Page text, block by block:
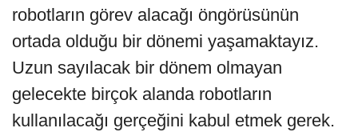
robotların görev alacağı öngörüsünün
ortada olduğu bir dönemi yaşamaktayız.
Uzun sayılacak bir dönem olmayan
gelecekte birçok alanda robotların
kullanılacağı gerçeğini kabul etmek gerek.